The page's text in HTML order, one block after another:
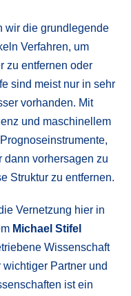
wir die grundlegende
Verfahren, um
zu entfernen oder
sind meist nur in sehr
vorhanden. Mit
und maschinellem
dann vorhersagen zu
Struktur zu entfernen.
Vernetzung hier in
Michael Stifel
Wissenschaft
Partner und
ist ein